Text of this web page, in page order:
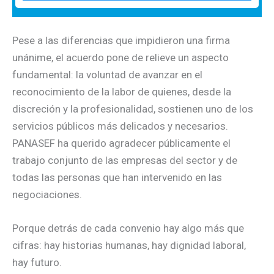
Pese a las diferencias que impidieron una firma
unánime, el acuerdo pone de relieve un aspecto
fundamental: la voluntad de avanzar en el
reconocimiento de la labor de quienes, desde la
discreción y la profesionalidad, sostienen uno de los
servicios públicos más delicados y necesarios.
PANASEF ha querido agradecer públicamente el
trabajo conjunto de las empresas del sector y de
todas las personas que han intervenido en las
negociaciones.
Porque detrás de cada convenio hay algo más que
cifras: hay historias humanas, hay dignidad laboral,
hay futuro.